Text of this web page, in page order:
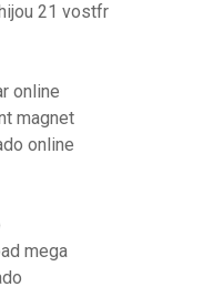
21 vostfr
online
magnet
online
mega